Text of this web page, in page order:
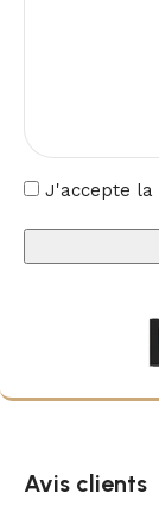
J'accepte la
Avis clients